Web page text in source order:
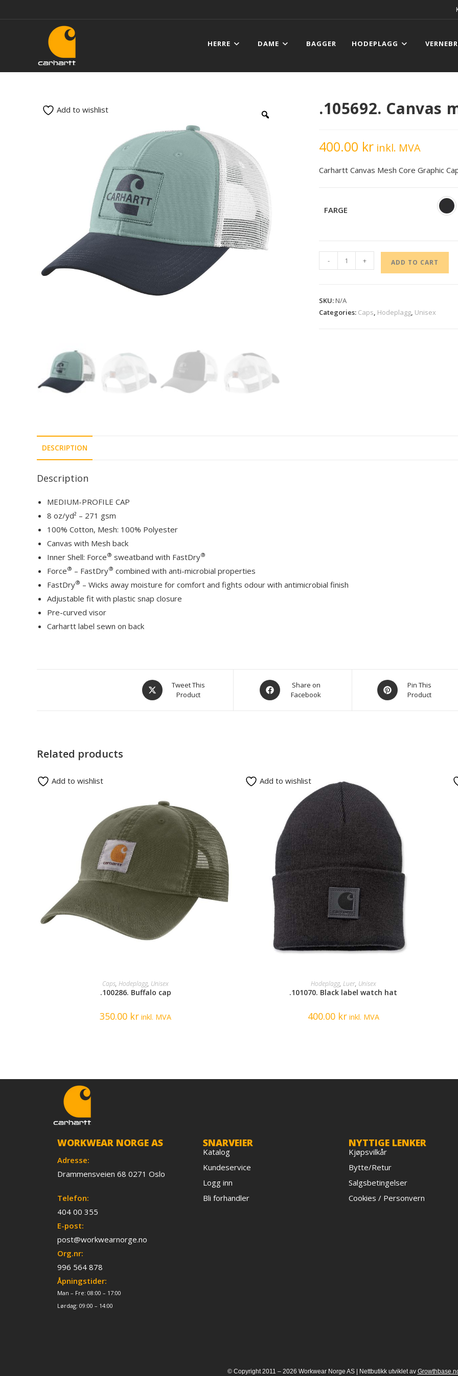
HERRE DAME BAGGER HODEPLAGG
.105692. Canvas
400.00 kr inkl. MVA
Carhartt Canvas Mesh Core Graphic
FARGE
- + ADD TO CART
SKU:N/A
Categories: Caps, Hodeplagg, Unisex
Add to wishlist
DESCRIPTION
Description
MEDIUM-PROFILE CAP
8 oz/yd² – 271 gsm
100% Cotton, Mesh: 100% Polyester
Canvas with Mesh back
Inner Shell: Force® sweatband with FastDry®
Force® – FastDry® combined with anti-microbial properties
FastDry® – Wicks away moisture for comfort and fights odour with antimicrobial finish
Adjustable fit with plastic snap closure
Pre-curved visor
Carhartt label sewn on back
Tweet This
Product
Share on
Facebook
Pin This
Product
Related products
SELECT OPTIONS
Caps,Hodeplagg, Unisex
.100286. Buffalo cap
350.00 kr inkl. MVA
Add to wishlist
SELECT OPTIONS
Hodeplagg, Luer, Unisex
.101070. Black label watch hat
400.00 krinkl. MVA
Add to wishlist
WORKWEAR NORGE AS
Adresse:
Drammensveien 68 0271 Oslo
Telefon:
404 00 355
E-post:
post@workwearnorge.no
Org.nr:
996 564 878
Åpningstider:
Man – Fre: 08:00 – 17:00
Lørdag: 09:00 – 14:00
SNARVEIER
Katalog
Kundeservice
Logg inn
Bli forhandler
NYTTIGE LENKER
Kjøpsvilkår
Bytte/Retur
Salgsbetingelser
Cookies / Personvern
© Copyright 2011 – 2026 Workwear Norge AS | Nettbutikkutviklet av